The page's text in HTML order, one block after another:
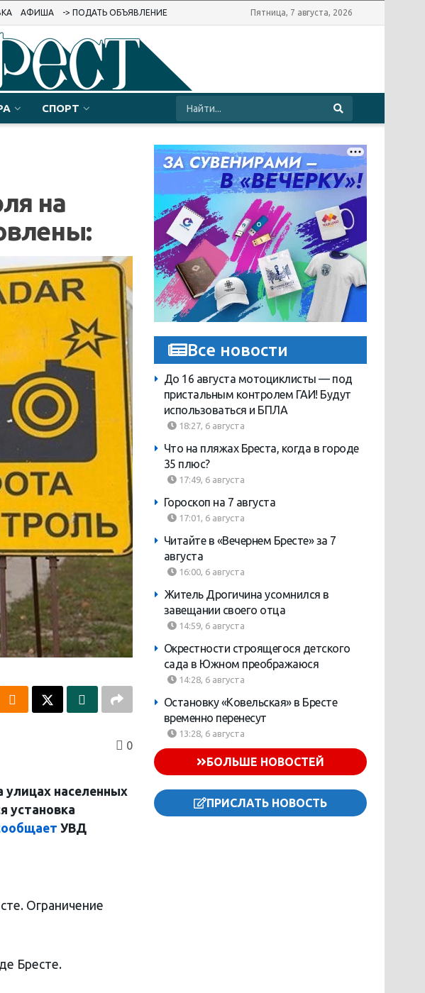
АФИША -> ПОДАТЬ ОБЪЯВЛЕНИЕ Пятница, 7 августа, 2026
СПОРТ
на
0
населенных
установка
УВД
Ограничение
Бресте.
Все новости
До 16 августа мотоциклисты — под
пристальным контролем ГАИ! Будут
использоваться и БПЛА
18:27, 6 августа
Что на пляжах Бреста, когда в городе
35 плюс?
17:49, 6 августа
Гороскоп на 7 августа
17:01, 6 августа
Читайте в «Вечернем Бресте» за 7
августа
16:00, 6 августа
Житель Дрогичина усомнился в
завещании своего отца
14:59, 6 августа
Окрестности строящегося детского
сада в Южном преображаюся
14:28, 6 августа
Остановку «Ковельская» в Бресте
временно перенесут
13:28, 6 августа
БОЛЬШЕ НОВОСТЕЙ
ПРИСЛАТЬ НОВОСТЬ